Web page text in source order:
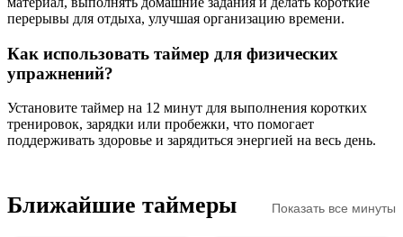
перерывы для отдыха, улучшая организацию времени.
Как использовать таймер для физических
упражнений?
Установите таймер на 12 минут для выполнения коротких
тренировок, зарядки или пробежки, что помогает
поддерживать здоровье и зарядиться энергией на весь день.
Ближайшие таймеры Показать все минуты